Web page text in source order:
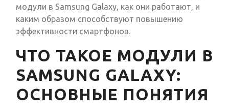
модули в Samsung Galaxy, как они работают, и
каким образом способствуют повышению
эффективности смартфонов.
ЧТО ТАКОЕ МОДУЛИ В
SAMSUNG GALAXY:
ОСНОВНЫЕ ПОНЯТИЯ